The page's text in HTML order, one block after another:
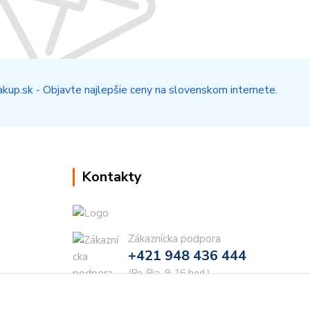
Kontakty
Zákaznícka podpora
+421 948 436 444
(Po-Pia, 9-16 hod.)